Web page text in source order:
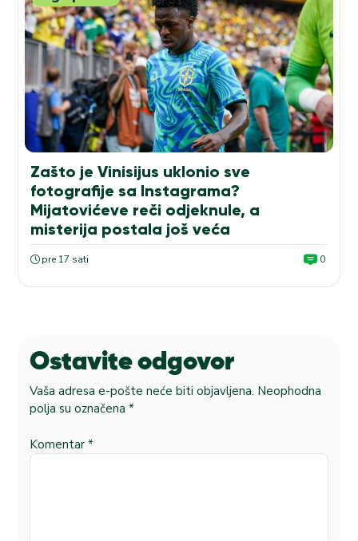
Zašto je Vinisijus uklonio sve
fotografije sa Instagrama?
Mijatovićeve reči odjeknule, a
misterija postala još veća
pre 17 sati 0
Ostavite odgovor
Vaša adresa e-pošte neće biti objavljena. Neophodna
polja su označena *
Komentar *